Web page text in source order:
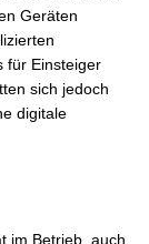
Geräten
für Einsteiger
sich jedoch
digitale
im Betrieb, auch